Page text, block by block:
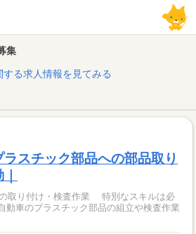
集
る求人情報を見てみる
スチック部品への部品取り
り付け・検査作業 特別なスキルは必